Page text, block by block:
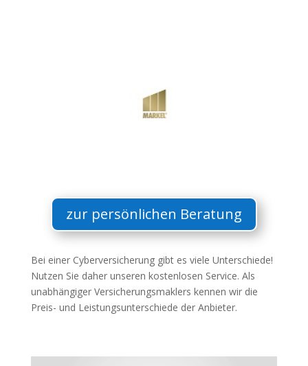
zur persönlichen Beratung
Bei einer Cyberversicherung gibt es viele Unterschiede!
Nutzen Sie daher unseren kostenlosen Service. Als
unabhängiger Versicherungsmaklers kennen wir die
Preis- und Leistungsunterschiede der Anbieter.